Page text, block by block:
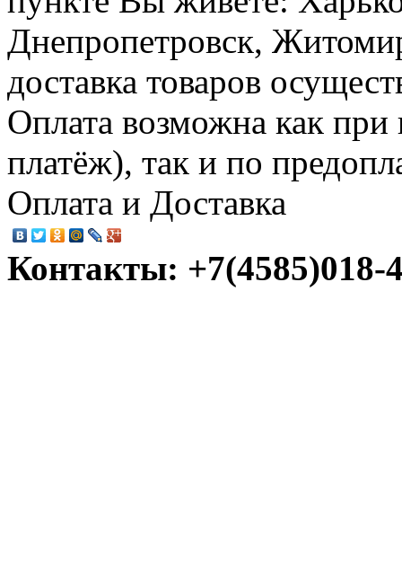
Днепропетровск,
доставка товаров
Оплата возможна как
платёж), так и по
Оплата и Доставка
Контакты: